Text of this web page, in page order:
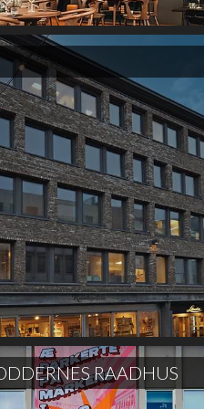
RAADHUS